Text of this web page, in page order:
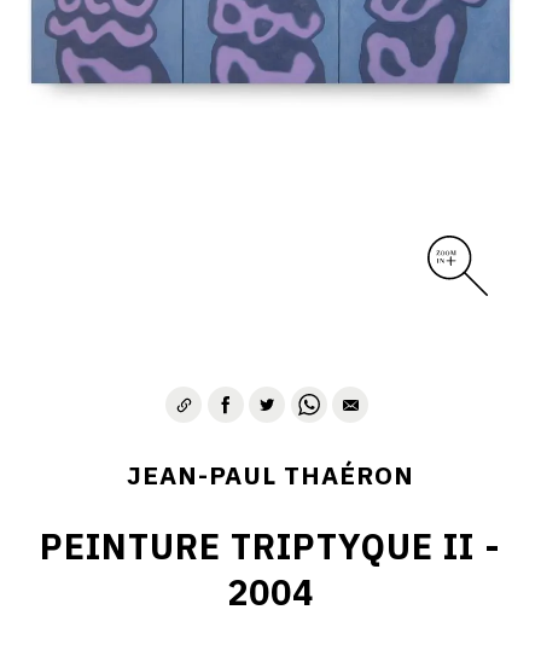
SCULPTURE
CONTACT
JEAN-PAUL THAÉRON
PEINTURE TRIPTYQUE II -
2004